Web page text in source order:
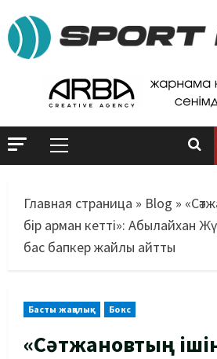
Главная страница » Blog »
бір арман кетті»: Абылайхан
бас бапкер жайлы айтты
Басты жаңалық Бокс
«Сәтжановтың